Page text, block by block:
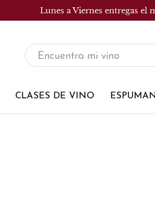
Lunes a Viernes entregas el
CLASES DE VINO